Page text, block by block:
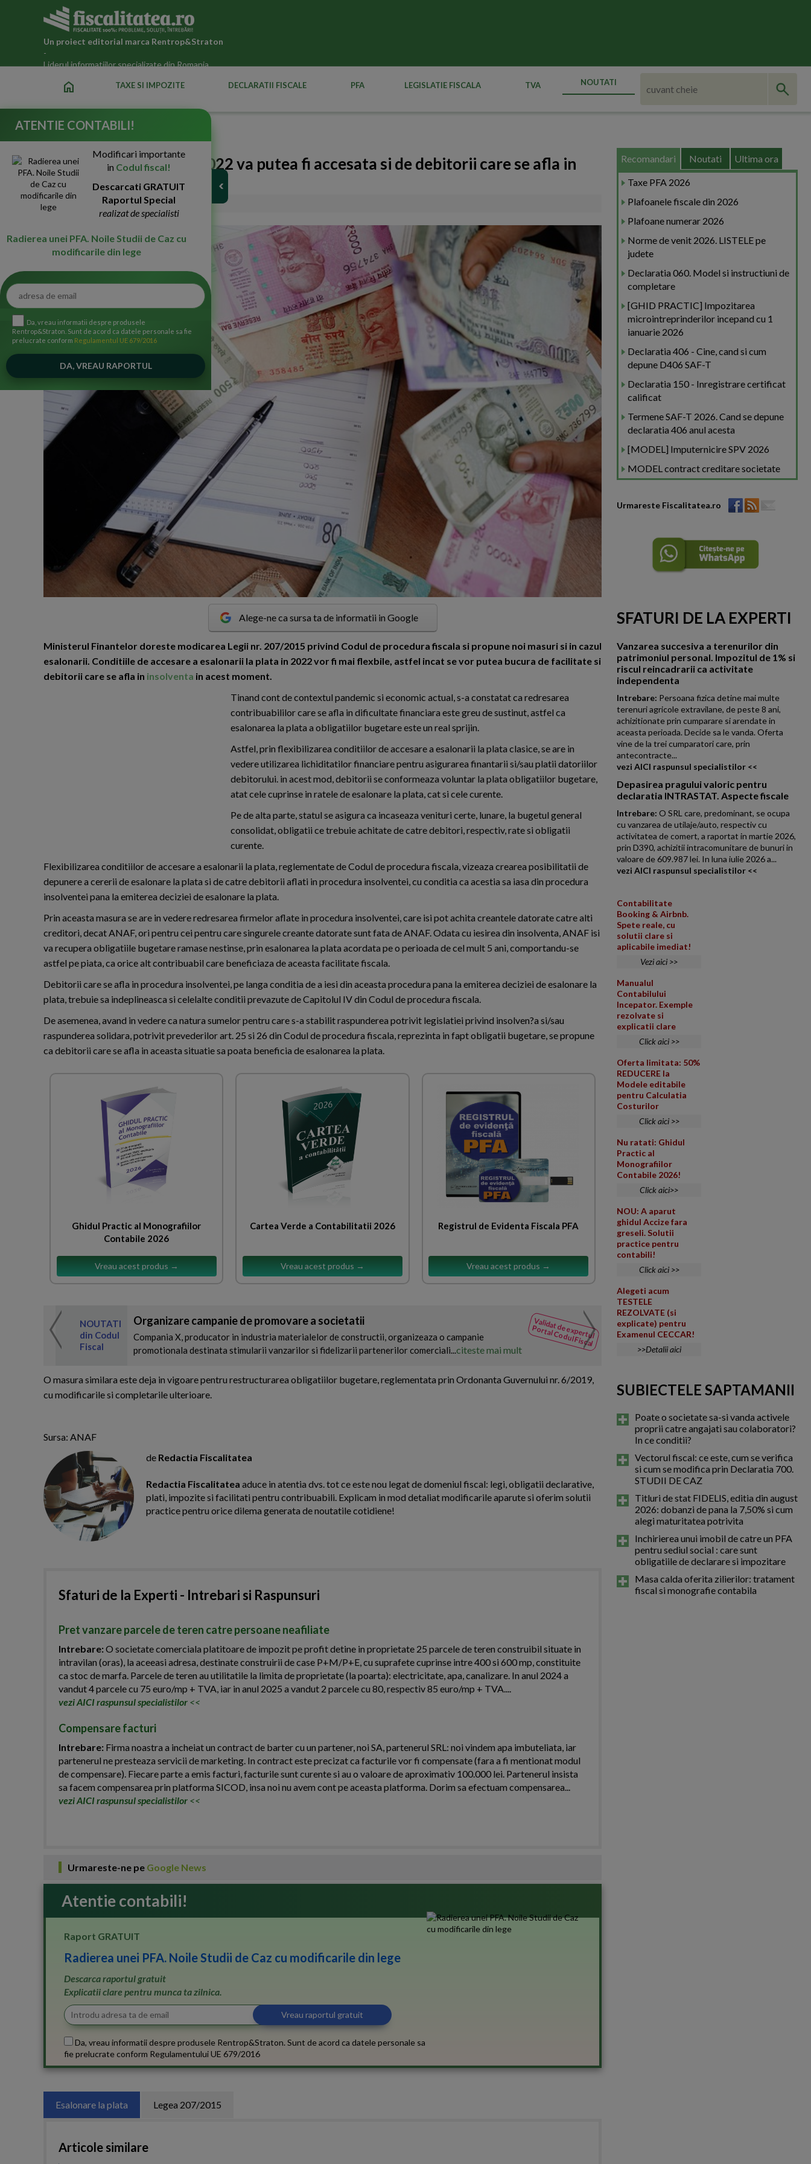
Un proiect editorial marca Rentrop&Straton
-
Liderul informatiilor specializate din Romania
home TAXE SI IMPOZITE DECLARATII FISCALE PFA LEGISLATIE FISCALA TVA NOUTATI
Esalonarea la plata in 2022 va putea fi accesata si de debitorii care se afla in
insolventa
27-Ian-2022 7300
Alege-ne ca sursa ta de informatii in Google
Ministerul Finantelor doreste modicarea Legii nr. 207/2015 privind Codul de procedura fiscala si propune noi masuri si in cazul
esalonarii. Conditiile de accesare a esalonarii la plata in 2022 vor fi mai flexbile, astfel incat se vor putea bucura de facilitate si
debitorii care se afla in insolventa in acest moment.
Tinand cont de contextul pandemic si economic actual, s-a constatat ca redresarea
contribuabililor care se afla in dificultate financiara este greu de sustinut, astfel ca
esalonarea la plata a obligatiilor bugetare este un real sprijin.
Astfel, prin flexibilizarea conditiilor de accesare a esalonarii la plata clasice, se are in
vedere utilizarea lichiditatilor financiare pentru asigurarea finantarii si/sau platii datoriilor
debitorului. in acest mod, debitorii se conformeaza voluntar la plata obligatiilor bugetare,
atat cele cuprinse in ratele de esalonare la plata, cat si cele curente.
Pe de alta parte, statul se asigura ca incaseaza venituri certe, lunare, la bugetul general
consolidat, obligatii ce trebuie achitate de catre debitori, respectiv, rate si obligatii
curente.
Flexibilizarea conditiilor de accesare a esalonarii la plata, reglementate de Codul de procedura fiscala, vizeaza crearea posibilitatii de
depunere a cererii de esalonare la plata si de catre debitorii aflati in procedura insolventei, cu conditia ca acestia sa iasa din procedura
insolventei pana la emiterea deciziei de esalonare la plata.
Prin aceasta masura se are in vedere redresarea firmelor aflate in procedura insolventei, care isi pot achita creantele datorate catre alti
creditori, decat ANAF, ori pentru cei pentru care singurele creante datorate sunt fata de ANAF. Odata cu iesirea din insolventa, ANAF isi
va recupera obligatiile bugetare ramase nestinse, prin esalonarea la plata acordata pe o perioada de cel mult 5 ani, comportandu-se
astfel pe piata, ca orice alt contribuabil care beneficiaza de aceasta facilitate fiscala.
Debitorii care se afla in procedura insolventei, pe langa conditia de a iesi din aceasta procedura pana la emiterea deciziei de esalonare la
plata, trebuie sa indeplineasca si celelalte conditii prevazute de Capitolul IV din Codul de procedura fiscala.
De asemenea, avand in vedere ca natura sumelor pentru care s-a stabilit raspunderea potrivit legislatiei privind insolven?a si/sau
raspunderea solidara, potrivit prevederilor art. 25 si 26 din Codul de procedura fiscala, reprezinta in fapt obligatii bugetare, se propune
ca debitorii care se afla in aceasta situatie sa poata beneficia de esalonarea la plata.
Ghidul Practic al Monografiilor
Contabile 2026
Vreau acest produs →
Cartea Verde a Contabilitatii 2026
Vreau acest produs →
Registrul de Evidenta Fiscala PFA
Vreau acest produs →
NOUTATI
din Codul
Fiscal
Validat de expertul
Portal Codul Fiscal
Organizare campanie de promovare a societatii
Compania X, producator in industria materialelor de constructii, organizeaza o campanie
promotionala destinata stimularii vanzarilor si fidelizarii partenerilor comerciali...citeste mai mult
NOUTATI
din Codul
Fiscal
O masura similara este deja in vigoare pentru restructurarea obligatiilor bugetare, reglementata prin Ordonanta Guvernului nr. 6/2019,
cu modificarile si completarile ulterioare.
Sursa: ANAF
de Redactia Fiscalitatea
Redactia Fiscalitatea aduce in atentia dvs. tot ce este nou legat de domeniul fiscal: legi, obligatii declarative,
plati, impozite si facilitati pentru contribuabili. Explicam in mod detaliat modificarile aparute si oferim solutii
practice pentru orice dilema generata de noutatile cotidiene!
Sfaturi de la Experti - Intrebari si Raspunsuri
Pret vanzare parcele de teren catre persoane neafiliate
Intrebare:O societate comerciala platitoare de impozit pe profit detine in proprietate 25 parcele de teren construibil situate in
intravilan (oras), la aceeasi adresa, destinate construirii de case P+M/P+E, cu suprafete cuprinse intre 400 si 600 mp, constituite
ca stoc de marfa. Parcele de teren au utilitatile la limita de proprietate (la poarta): electricitate, apa, canalizare. In anul 2024 a
vandut 4 parcele cu 75 euro/mp + TVA, iar in anul 2025 a vandut 2 parcele cu 80, respectiv 85 euro/mp + TVA....
vezi AICI raspunsul specialistilor <<
Compensare facturi
Intrebare: Firma noastra a incheiat un contract de barter cu un partener, noi SA, partenerul SRL: noi vindem apa imbuteliata, iar
partenerul ne presteaza servicii de marketing. In contract este precizat ca facturile vor fi compensate (fara a fi mentionat modul
de compensare). Fiecare parte a emis facturi, facturile sunt curente si au o valoare de aproximativ 100.000 lei. Partenerul insista
sa facem compensarea prin platforma SICOD, insa noi nu avem cont pe aceasta platforma. Dorim sa efectuam compensarea...
vezi AICI raspunsul specialistilor <<
Urmareste-ne pe Google News
Atentie contabili!
Raport GRATUIT
Radierea unei PFA. Noile Studii de Caz cu modificarile din lege
Descarca raportul gratuit
Explicatii clare pentru munca ta zilnica.
Da, vreau informatii despre produsele Rentrop&Straton. Sunt de acord ca datele personale sa
fie prelucrate conform Regulamentului UE 679/2016
Esalonare la plata Legea 207/2015
Articole similare
Recomandari Noutati Ultima ora
Taxe PFA 2026
Plafoanele fiscale din 2026
Plafoane numerar 2026
Norme de venit 2026. LISTELE pe
judete
Declaratia 060. Model si instructiuni de
completare
[GHID PRACTIC] Impozitarea
microintreprinderilor incepand cu 1
ianuarie 2026
Declaratia 406 - Cine, cand si cum
depune D406 SAF-T
Declaratia 150 - Inregistrare certificat
calificat
Termene SAF-T 2026. Cand se depune
declaratia 406 anul acesta
[MODEL] Imputernicire SPV 2026
MODEL contract creditare societate
Urmareste Fiscalitatea.ro
SFATURI DE LA EXPERTI
Vanzarea succesiva a terenurilor din
patrimoniul personal. Impozitul de 1% si
riscul reincadrarii ca activitate
independenta
Intrebare: Persoana fizica detine mai multe
terenuri agricole extravilane, de peste 8 ani,
achizitionate prin cumparare si arendate in
aceasta perioada. Decide sa le vanda. Oferta
vine de la trei cumparatori care, prin
antecontracte...
vezi AICI raspunsul specialistilor <<
Depasirea pragului valoric pentru
declaratia INTRASTAT. Aspecte fiscale
Intrebare: O SRL care, predominant, se ocupa
cu vanzarea de utilaje/auto, respectiv cu
activitatea de comert, a raportat in martie 2026,
prin D390, achizitii intracomunitare de bunuri in
valoare de 609.987 lei. In luna iulie 2026 a...
vezi AICI raspunsul specialistilor <<
Contabilitate
Booking & Airbnb.
Spete reale, cu
solutii clare si
aplicabile imediat!
Vezi aici >>
Manualul
Contabilului
Incepator. Exemple
rezolvate si
explicatii clare
Click aici >>
Oferta limitata: 50%
REDUCERE la
Modele editabile
pentru Calculatia
Costurilor
Click aici >>
Nu ratati: Ghidul
Practic al
Monografiilor
Contabile 2026!
Click aici>>
NOU: A aparut
ghidul Accize fara
greseli. Solutii
practice pentru
contabili!
Click aici >>
Alegeti acum
TESTELE
REZOLVATE (si
explicate) pentru
Examenul CECCAR!
>>Detalii aici
SUBIECTELE SAPTAMANII
Poate o societate sa-si vanda activele
proprii catre angajati sau colaboratori?
In ce conditii?
Vectorul fiscal: ce este, cum se verifica
si cum se modifica prin Declaratia 700.
STUDII DE CAZ
Titluri de stat FIDELIS, editia din august
2026: dobanzi de pana la 7,50% si cum
alegi maturitatea potrivita
Inchirierea unui imobil de catre un PFA
pentru sediul social : care sunt
obligatiile de declarare si impozitare
Masa calda oferita zilierilor: tratament
fiscal si monografie contabila
ATENTIE CONTABILI!
Modificari importante
in Codul fiscal!
Descarcati GRATUIT
Raportul Special
realizat de specialisti
Radierea unei PFA. Noile Studii de Caz cu
modificarile din lege
Da, vreau informatii despre produsele
Rentrop&Straton. Sunt de acord ca datele personale sa fie
prelucrate conform Regulamentul UE 679/2016